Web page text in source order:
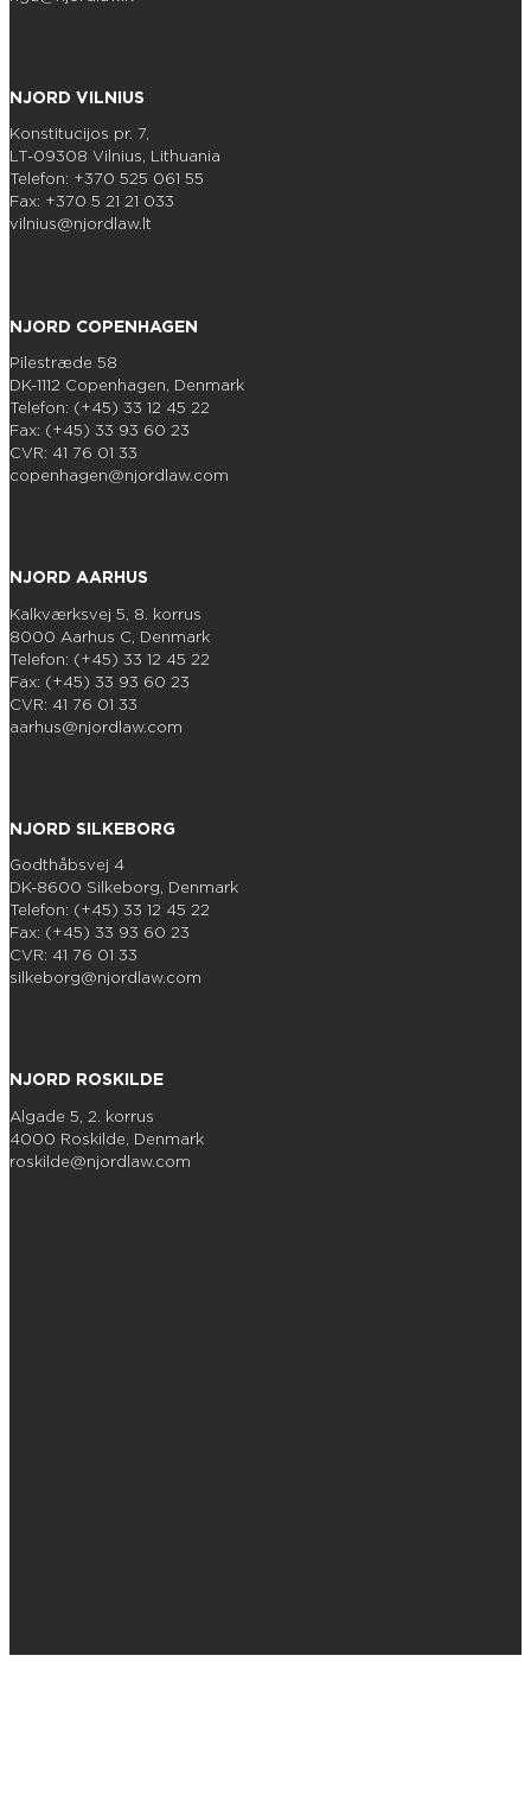
NJORD VILNIUS
Konstitucijos pr. 7,
LT-09308 Vilnius, Lithuania
Telefon: +370 525 061 55
Fax: +370 5 21 21 033
vilnius@njordlaw.lt
NJORD COPENHAGEN
Pilestræde 58
DK-1112 Copenhagen, Denmark
Telefon: (+45) 33 12 45 22
Fax: (+45) 33 93 60 23
CVR: 41 76 01 33
copenhagen@njordlaw.com
NJORD AARHUS
Kalkværksvej 5, 8. korrus
8000 Aarhus C, Denmark
Telefon: (+45) 33 12 45 22
Fax: (+45) 33 93 60 23
CVR: 41 76 01 33
aarhus@njordlaw.com
NJORD SILKEBORG
Godthåbsvej 4
DK-8600 Silkeborg, Denmark
Telefon: (+45) 33 12 45 22
Fax: (+45) 33 93 60 23
CVR: 41 76 01 33
silkeborg@njordlaw.com
NJORD ROSKILDE
Algade 5, 2. korrus
4000 Roskilde, Denmark
roskilde@njordlaw.com